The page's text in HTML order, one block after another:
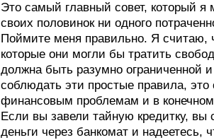
Это самый главный совет, который я
своих половинок ни одного
Поймите меня правильно. Я считаю,
которые они могли бы тратить
должна быть разумно ограниченной
соблюдать эти простые правила,
финансовым проблемам и в
Если вы завели тайную кредитку,
деньги через банкомат и надеетесь,